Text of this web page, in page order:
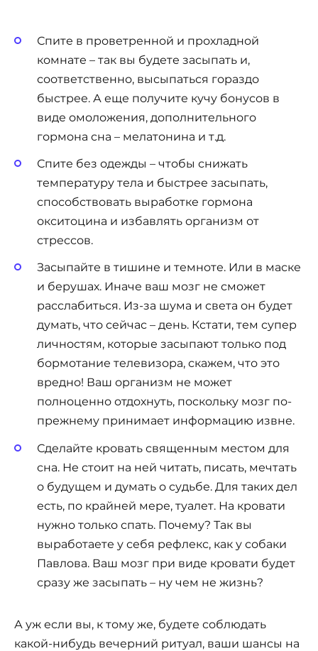
Спите в проветренной и прохладной
комнате – так вы будете засыпать и,
соответственно, высыпаться гораздо
быстрее. А еще получите кучу бонусов в
виде омоложения, дополнительного
гормона сна – мелатонина и т.д.
Спите без одежды – чтобы снижать
температуру тела и быстрее засыпать,
способствовать выработке гормона
окситоцина и избавлять организм от
стрессов.
Засыпайте в тишине и темноте. Или в маске
и берушах. Иначе ваш мозг не сможет
расслабиться. Из-за шума и света он будет
думать, что сейчас – день. Кстати, тем супер
личностям, которые засыпают только под
бормотание телевизора, скажем, что это
вредно! Ваш организм не может
полноценно отдохнуть, поскольку мозг по-
прежнему принимает информацию извне.
Сделайте кровать священным местом для
сна. Не стоит на ней читать, писать, мечтать
о будущем и думать о судьбе. Для таких дел
есть, по крайней мере, туалет. На кровати
нужно только спать. Почему? Так вы
выработаете у себя рефлекс, как у собаки
Павлова. Ваш мозг при виде кровати будет
сразу же засыпать – ну чем не жизнь?
А уж если вы, к тому же, будете соблюдать
какой-нибудь вечерний ритуал, ваши шансы на